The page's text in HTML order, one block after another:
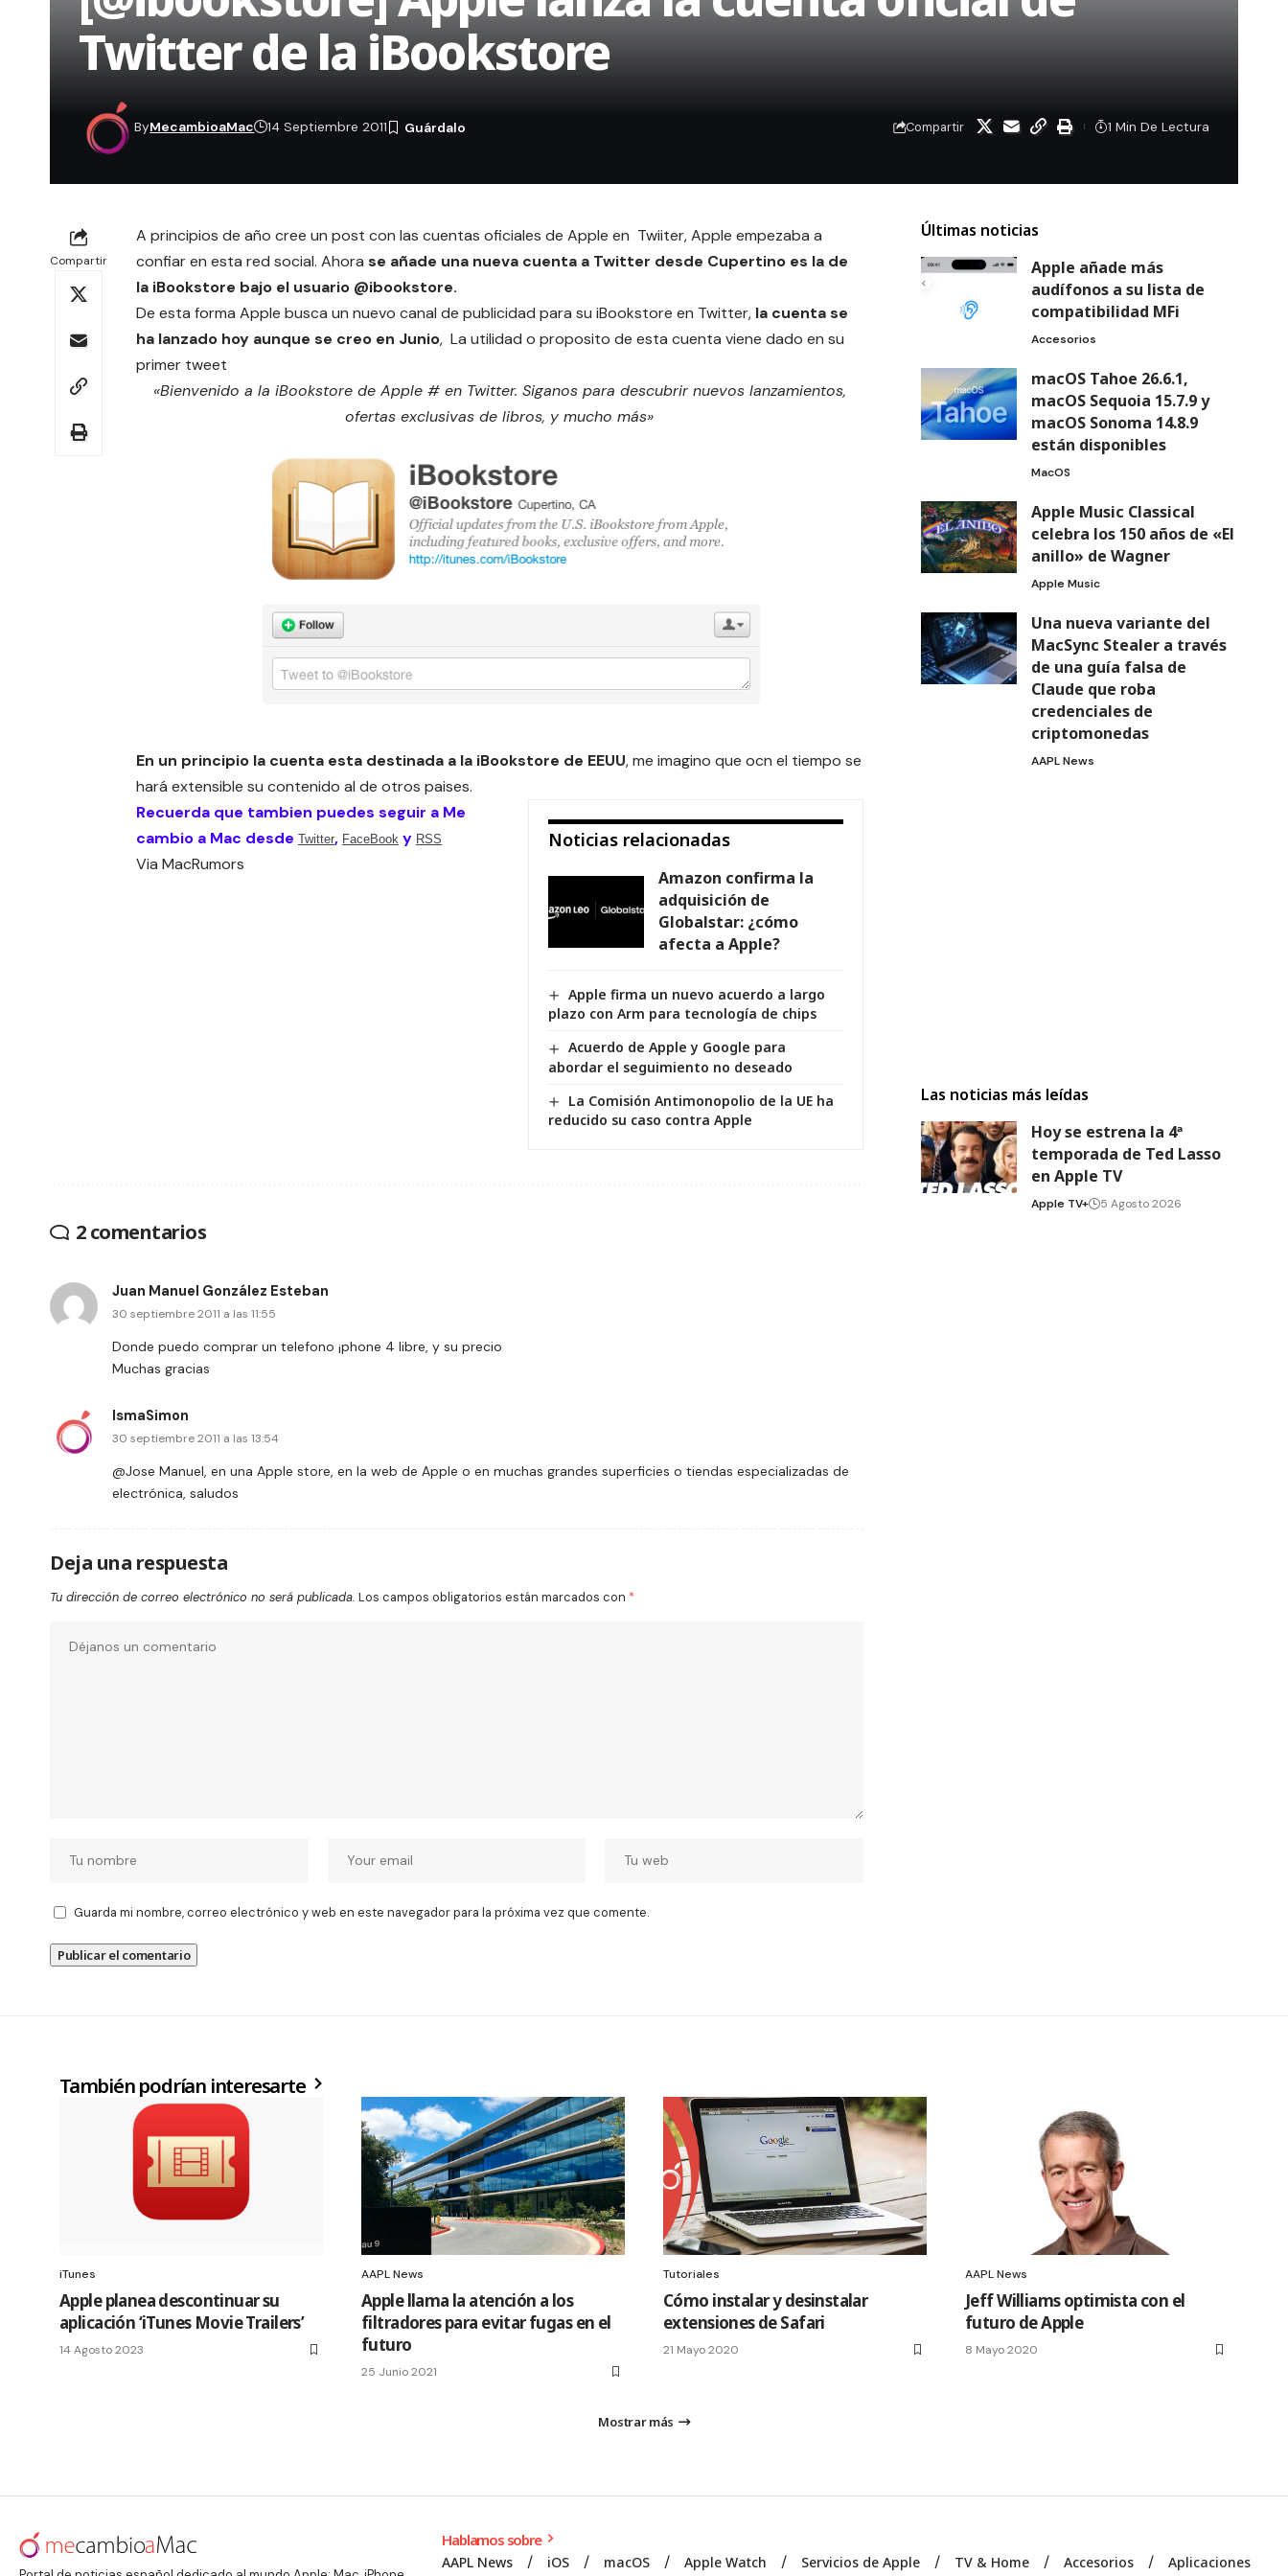
Twitter de la iBookstore
ByMecambioaMac 14 Septiembre 2011 Compartir 1 Min De Lectura
Compartir
A principios de año cree un post con las cuentas oficiales de Apple en Twiiter, Apple empezaba a
confiar en esta red social. Ahora se añade una nueva cuenta a Twitter desde Cupertino es la de
la iBookstore bajo el usuario @ibookstore.
De esta forma Apple busca un nuevo canal de publicidad para su iBookstore en Twitter, la cuenta se
ha lanzado hoy aunque se creo en Junio, La utilidad o proposito de esta cuenta viene dado en su
primer tweet
«Bienvenido a la iBookstore de Apple # en Twitter. Siganos para descubrir nuevos lanzamientos,
ofertas exclusivas de libros, y mucho más»
En un principio la cuenta esta destinada a la iBookstore de EEUU, me imagino que ocn el tiempo se
hará extensible su contenido al de otros paises.
Noticias relacionadas
Amazon confirma la
adquisición de
Globalstar: ¿cómo
afecta a Apple?
Apple firma un nuevo acuerdo a largo
plazo con Arm para tecnología de chips
Acuerdo de Apple y Google para
abordar el seguimiento no deseado
La Comisión Antimonopolio de la UE ha
reducido su caso contra Apple
Recuerda que tambien puedes seguir a Me
cambio a Mac desde Twitter, FaceBook y RSS
Via MacRumors
2 comentarios
Juan Manuel González Esteban
30 septiembre 2011 a las 11:55
Donde puedo comprar un telefono ¡phone 4 libre, y su precio
Muchas gracias
IsmaSimon
30 septiembre 2011 a las 13:54
@Jose Manuel, en una Apple store, en la web de Apple o en muchas grandes superficies o tiendas especializadas de
electrónica, saludos
Deja una respuesta
Tu dirección de correo electrónico no será publicada. Los campos obligatorios están marcados con *
Guarda mi nombre, correo electrónico y web en este navegador para la próxima vez que comente.
Últimas noticias
Apple añade más
audífonos a su lista de
compatibilidad MFi
Accesorios
macOS Tahoe 26.6.1,
macOS Sequoia 15.7.9 y
macOS Sonoma 14.8.9
están disponibles
MacOS
Apple Music Classical
celebra los 150 años de «El
anillo» de Wagner
Apple Music
Una nueva variante del
MacSync Stealer a través
de una guía falsa de
Claude que roba
credenciales de
criptomonedas
AAPL News
Las noticias más leídas
Hoy se estrena la 4ª
temporada de Ted Lasso
en Apple TV
Apple TV+ 5 Agosto 2026
También podrían interesarte
iTunes
Apple planea descontinuar su
aplicación ‘iTunes Movie Trailers’
14 Agosto 2023
AAPL News
Apple llama la atención a los
filtradores para evitar fugas en el
futuro
25 Junio 2021
Tutoriales
Cómo instalar y desinstalar
extensiones de Safari
21 Mayo 2020
AAPL News
Jeff Williams optimista con el
futuro de Apple
8 Mayo 2020
Mostrar más
Hablamos sobre
AAPL News iOS macOS Apple Watch Servicios de Apple TV & Home Accesorios Aplicaciones